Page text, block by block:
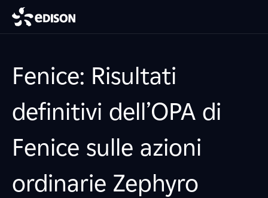
Fenice: Risultati
definitivi dell’OPA di
Fenice sulle azioni
ordinarie Zephyro